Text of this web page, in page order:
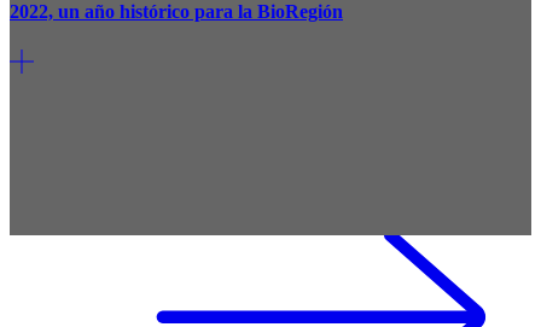
2022, un año histórico para la BioRegión